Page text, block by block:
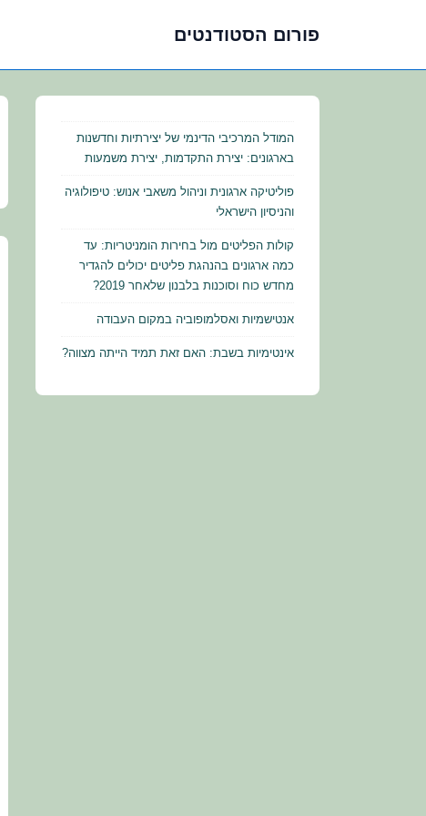
פורום הסטודנטים
המודל המרכיבי הדינמי של יצירתיות וחדשנות
בארגונים: יצירת התקדמות, יצירת משמעות
פוליטיקה ארגונית וניהול משאבי אנוש: טיפולוגיה
והניסיון הישראלי
קולות הפליטים מול בחירות הומניטריות: עד
כמה ארגונים בהנהגת פליטים יכולים להגדיר
מחדש כוח וסוכנות בלבנון שלאחר 2019?
אנטישמיות ואסלמופוביה במקום העבודה
אינטימיות בשבת: האם זאת תמיד הייתה מצווה?